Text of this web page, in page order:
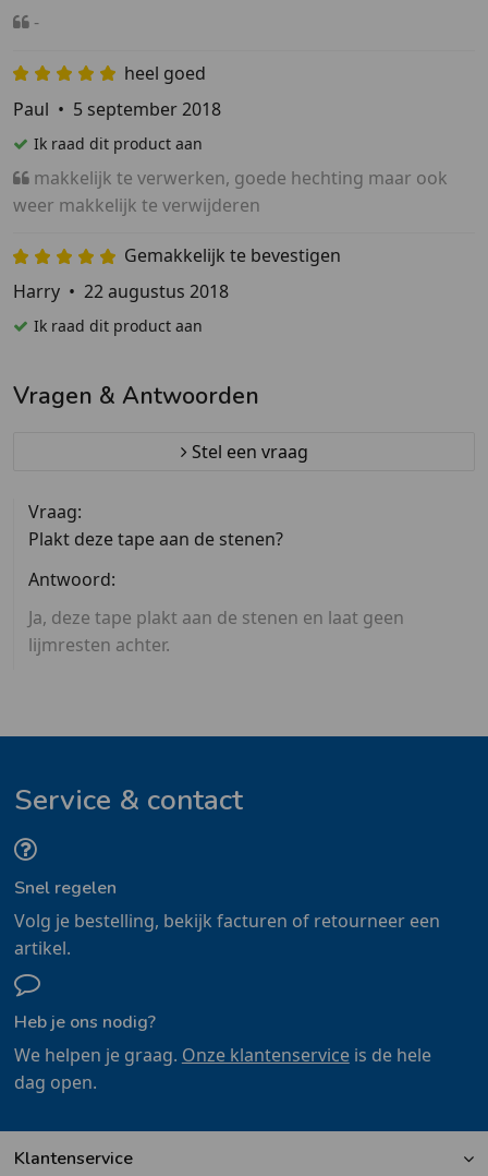
-
heel goed
Paul • 5 september 2018
Ik raad dit product aan
makkelijk te verwerken, goede hechting maar ook
weer makkelijk te verwijderen
Gemakkelijk te bevestigen
Harry • 22 augustus 2018
Ik raad dit product aan
Vragen & Antwoorden
Stel een vraag
Vraag:
Plakt deze tape aan de stenen?
Antwoord:
Ja, deze tape plakt aan de stenen en laat geen
lijmresten achter.
Service & contact
Snel regelen
Volg je bestelling, bekijk facturen of retourneer een
artikel.
Heb je ons nodig?
We helpen je graag. Onze klantenserviceis de hele
dag open.
Klantenservice